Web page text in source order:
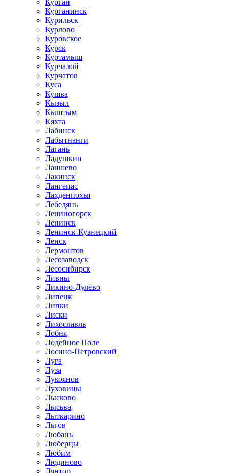
Курган
Курганинск
Курильск
Курлово
Куровское
Курск
Куртамыш
Курчалой
Курчатов
Куса
Кушва
Кызыл
Кыштым
Кяхта
Лабинск
Лабытнанги
Лагань
Ладушкин
Лаишево
Лакинск
Лангепас
Лахденпохья
Лебедянь
Лениногорск
Ленинск
Ленинск-Кузнецкий
Ленск
Лермонтов
Лесозаводск
Лесосибирск
Ливны
Ликино-Дулёво
Липецк
Липки
Лиски
Лихославль
Лобня
Лодейное Поле
Лосино-Петровский
Луга
Луза
Лукоянов
Луховицы
Лысково
Лысьва
Лыткарино
Льгов
Любань
Люберцы
Любим
Людиново
Лянтор